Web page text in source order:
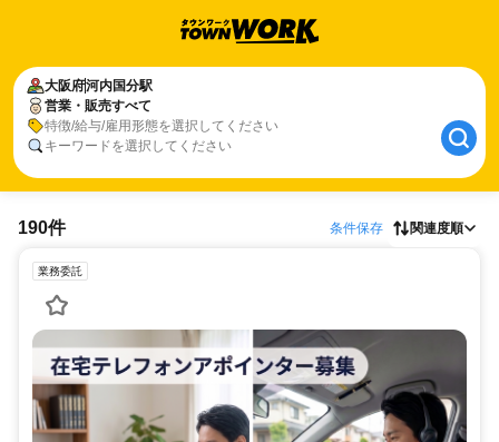
大阪府河内国分駅
営業・販売すべて
特徴/給与/雇用形態を選択してください
キーワードを選択してください
190件 条件保存 関連度順
業務委託